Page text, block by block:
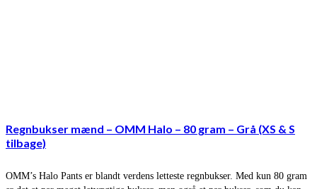
Regnbukser mænd – OMM Halo – 80 gram – Grå (XS & S
tilbage)
OMM’s Halo Pants er blandt verdens letteste regnbukser. Med kun 80 gram